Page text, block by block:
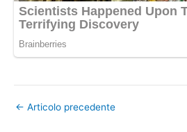
← Articolo precedente